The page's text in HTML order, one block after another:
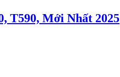
T590, Mới Nhất 2025